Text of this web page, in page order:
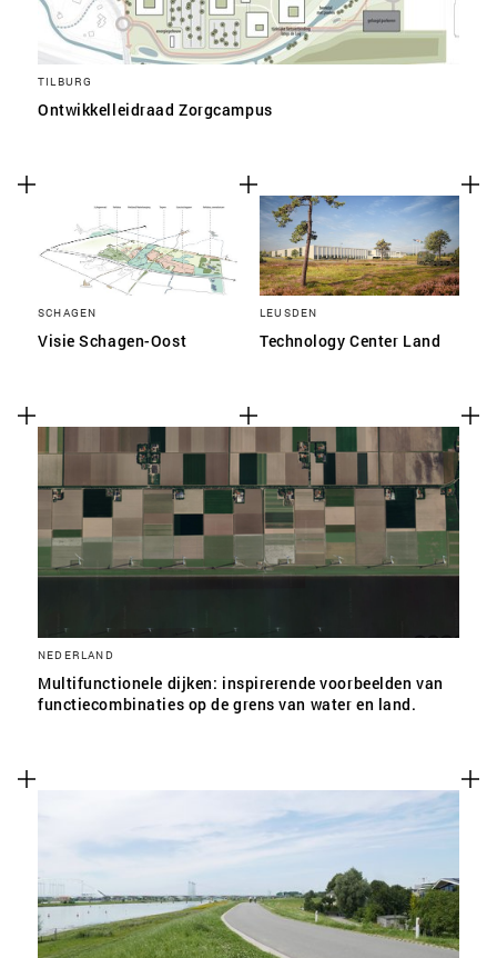
TILBURG
Ontwikkelleidraad Zorgcampus
SCHAGEN
Visie Schagen-Oost
LEUSDEN
Technology Center Land
NEDERLAND
Multifunctionele dijken: inspirerende voorbeelden van
functiecombinaties op de grens van water en land.